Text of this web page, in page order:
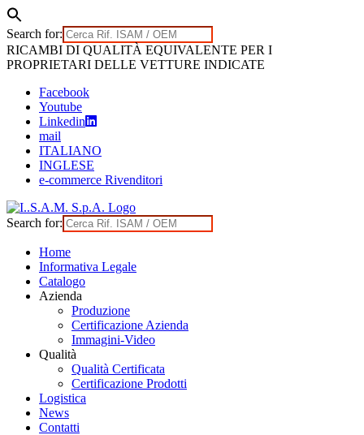
Search for:
Skip
to
RICAMBI DI QUALITÀ EQUIVALENTE PER I
PROPRIETARI DELLE VETTURE INDICATE
Facebook
Youtube
Linkedin
mail
ITALIANO
INGLESE
e-commerce Rivenditori
Search for:
Home
Informativa Legale
Catalogo
Azienda
Produzione
Certificazione Azienda
Immagini-Video
Qualità
Qualità Certificata
Certificazione Prodotti
Logistica
News
Contatti